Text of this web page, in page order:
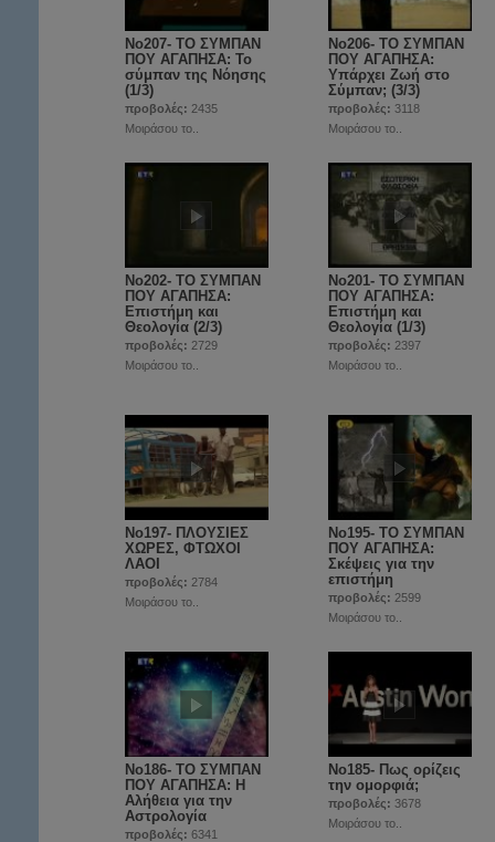
No207- ΤΟ ΣΥΜΠΑΝ
ΠΟΥ ΑΓΑΠΗΣΑ: Το
σύμπαν της Νόησης
(1/3)
προβολές: 2435
Μοιράσου το..
No206- ΤΟ ΣΥΜΠΑΝ
ΠΟΥ ΑΓΑΠΗΣΑ:
Υπάρχει Ζωή στο
Σύμπαν; (3/3)
προβολές: 3118
Μοιράσου το..
Νο202- ΤΟ ΣΥΜΠΑΝ
ΠΟΥ ΑΓΑΠΗΣΑ:
Επιστήμη και
Θεολογία (2/3)
προβολές: 2729
Μοιράσου το..
Νο201- ΤΟ ΣΥΜΠΑΝ
ΠΟΥ ΑΓΑΠΗΣΑ:
Επιστήμη και
Θεολογία (1/3)
προβολές: 2397
Μοιράσου το..
Νο197- ΠΛΟΥΣΙΕΣ
ΧΩΡΕΣ, ΦΤΩΧΟΙ
ΛΑΟΙ
προβολές: 2784
Μοιράσου το..
No195- ΤΟ ΣΥΜΠΑΝ
ΠΟΥ ΑΓΑΠΗΣΑ:
Σκέψεις για την
επιστήμη
προβολές: 2599
Μοιράσου το..
No186- ΤΟ ΣΥΜΠΑΝ
ΠΟΥ ΑΓΑΠΗΣΑ: Η
Αλήθεια για την
Αστρολογία
προβολές: 6341
Νο185- Πως ορίζεις
την ομορφιά;
προβολές: 3678
Μοιράσου το..